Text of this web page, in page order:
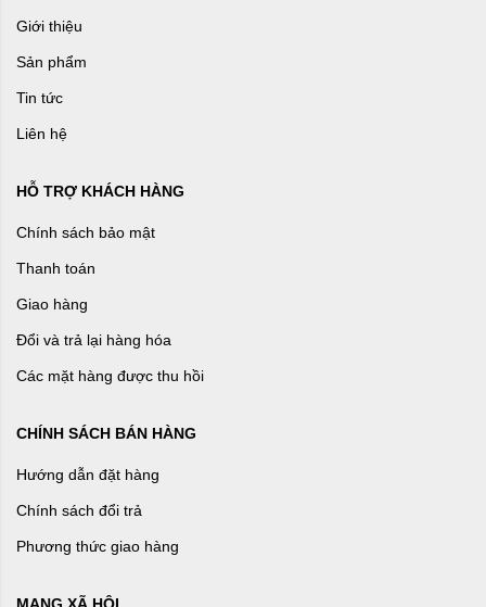
Giới thiệu
Sản phẩm
Tin tức
Liên hệ
HỖ TRỢ KHÁCH HÀNG
Chính sách bảo mật
Thanh toán
Giao hàng
Đổi và trả lại hàng hóa
Các mặt hàng được thu hồi
CHÍNH SÁCH BÁN HÀNG
Hướng dẫn đặt hàng
Chính sách đổi trả
Phương thức giao hàng